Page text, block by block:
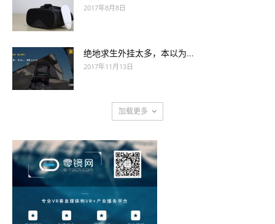
2017年8月8日
绝地求生外挂太多，本以为...
2017年11月13日
加载更多